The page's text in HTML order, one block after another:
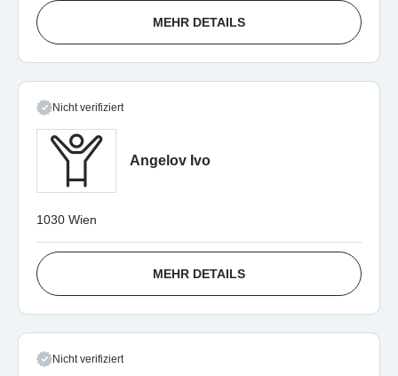
MEHR DETAILS
Nicht verifiziert
Angelov Ivo
1030 Wien
MEHR DETAILS
Nicht verifiziert